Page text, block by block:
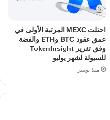
احتلت MEXC المرتبة الأولى في
عمق عقود BTC وETH والفضة
وفق تقرير TokenInsight
للسيولة لشهر يوليو
منذ يومين